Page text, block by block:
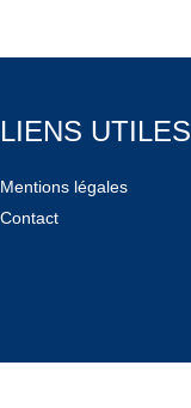
LIENS UTILES
Mentions légales
Contact